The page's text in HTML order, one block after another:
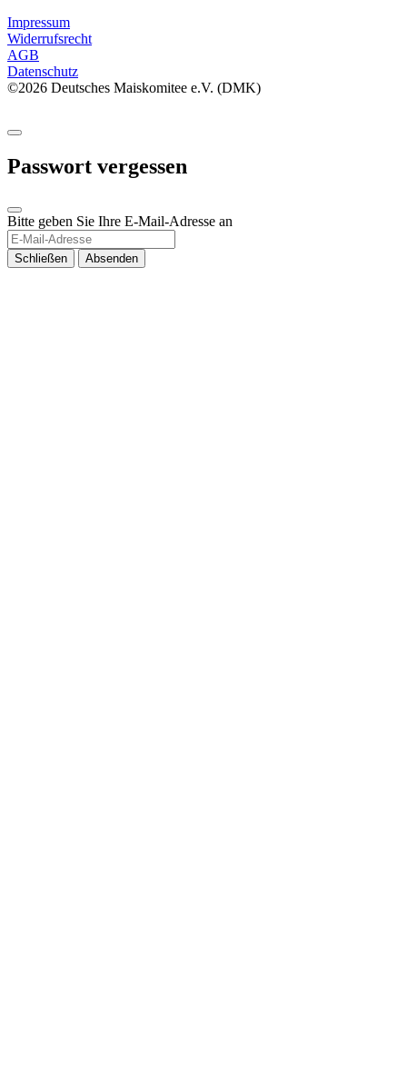
Impressum
Widerrufsrecht
AGB
Datenschutz
©2026 Deutsches Maiskomitee e.V. (DMK)
Passwort vergessen
Bitte geben Sie Ihre E-Mail-Adresse an
Schließen Absenden